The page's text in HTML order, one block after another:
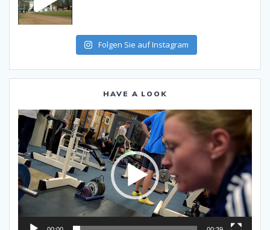
Folgen Sie auf Instagram
HAVE A LOOK
Video-
Player